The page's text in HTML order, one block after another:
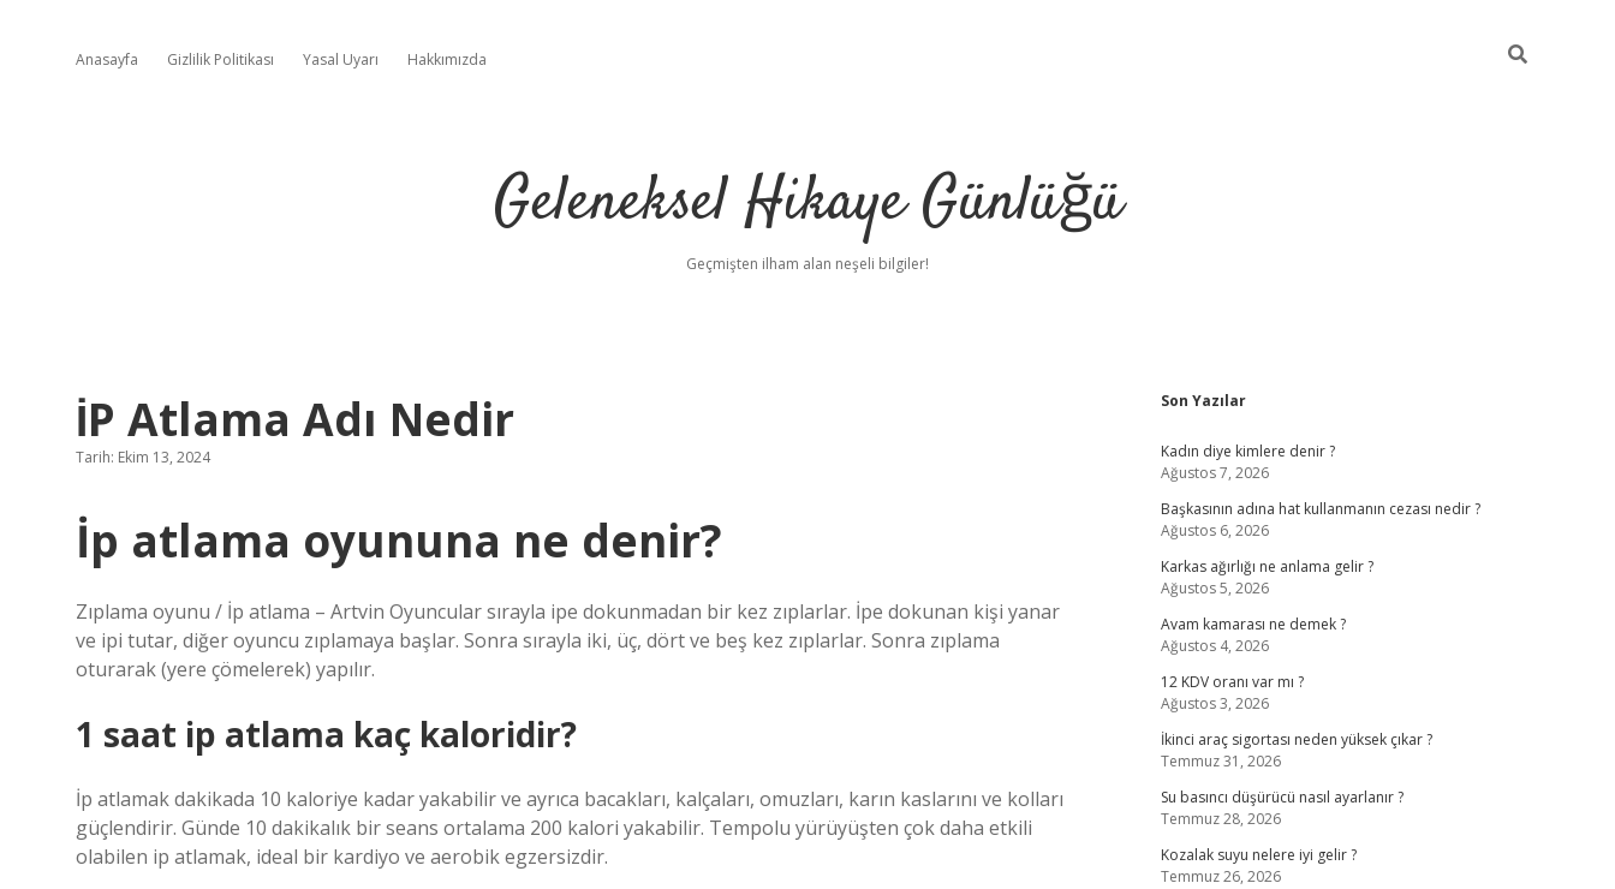
Anasayfa Gizlilik Politikası Yasal Uyarı Hakkımızda
Geleneksel Hikaye Günlüğü
Geçmişten ilham alan neşeli bilgiler!
İP Atlama Adı Nedir
Tarih: Ekim 13, 2024
İp atlama oyununa ne denir?
Zıplama oyunu / İp atlama – Artvin Oyuncular sırayla ipe dokunmadan bir kez zıplarlar. İpe dokunan kişi yanar
ve ipi tutar, diğer oyuncu zıplamaya başlar. Sonra sırayla iki, üç, dört ve beş kez zıplarlar. Sonra zıplama
oturarak (yere çömelerek) yapılır.
1 saat ip atlama kaç kaloridir?
İp atlamak dakikada 10 kaloriye kadar yakabilir ve ayrıca bacakları, kalçaları, omuzları, karın kaslarını ve kolları
güçlendirir. Günde 10 dakikalık bir seans ortalama 200 kalori yakabilir. Tempolu yürüyüşten çok daha etkili
olabilen ip atlamak, ideal bir kardiyo ve aerobik egzersizdir.
Sidebar
Son Yazılar
Kadın diye kimlere denir ?
Ağustos 7, 2026
Başkasının adına hat kullanmanın cezası nedir ?
Ağustos 6, 2026
Karkas ağırlığı ne anlama gelir ?
Ağustos 5, 2026
Avam kamarası ne demek ?
Ağustos 4, 2026
12 KDV oranı var mı ?
Ağustos 3, 2026
İkinci araç sigortası neden yüksek çıkar ?
Temmuz 31, 2026
Su basıncı düşürücü nasıl ayarlanır ?
Temmuz 28, 2026
Kozalak suyu nelere iyi gelir ?
Temmuz 26, 2026